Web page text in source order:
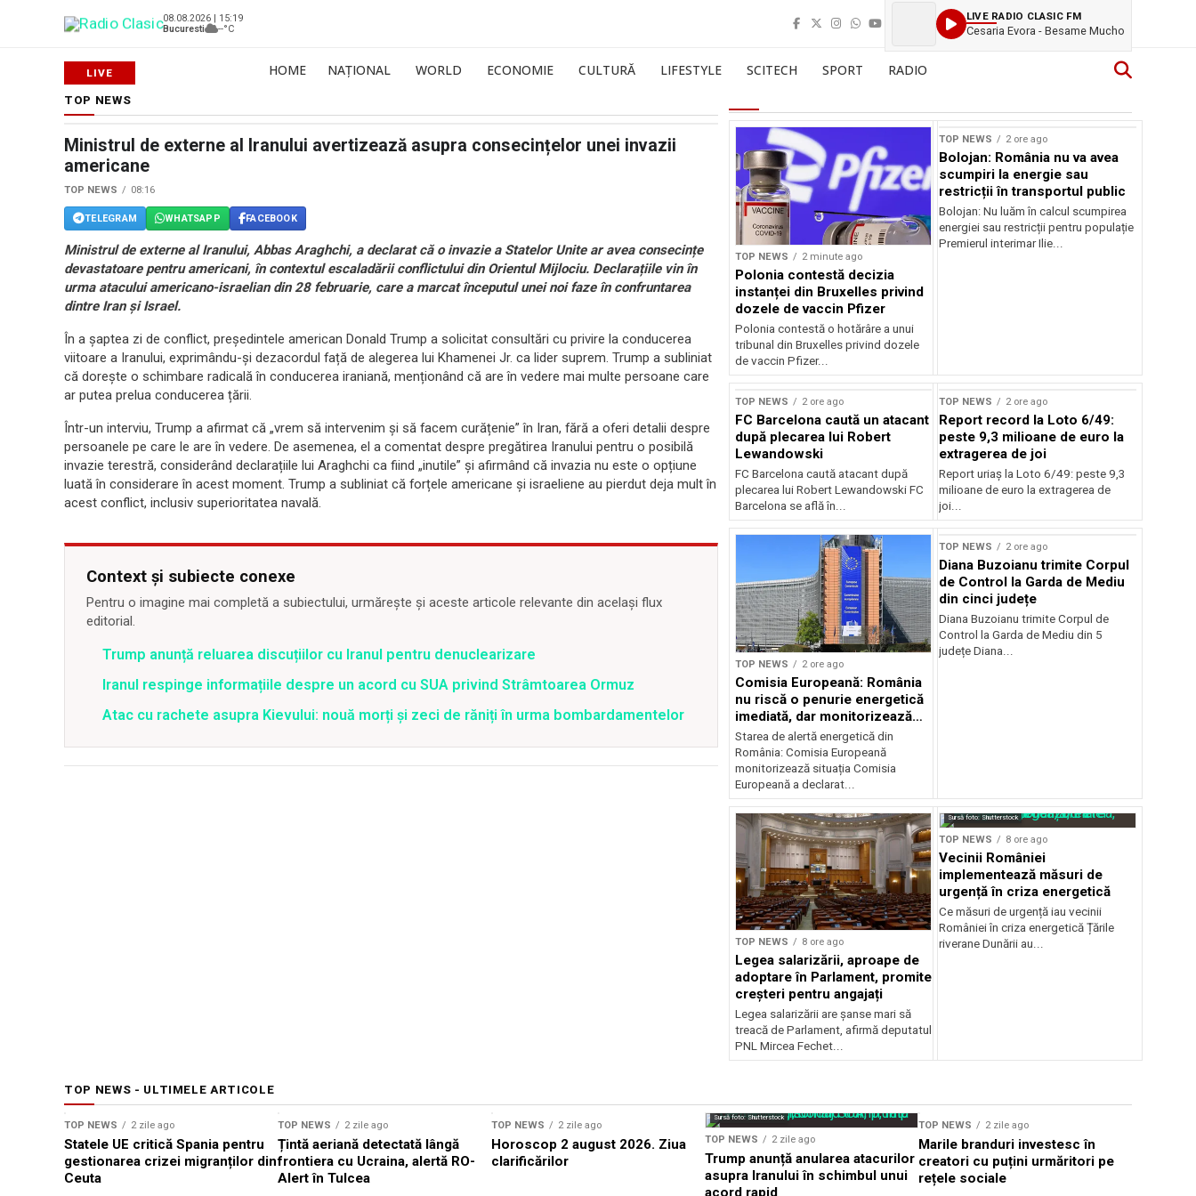
08.08.2026 | 15:19
Bucuresti
--°C
LIVE RADIO CLASIC FM
Cesaria Evora - Besame Mucho
HOME NAȚIONAL WORLD ECONOMIE CULTURĂ LIFESTYLE SCITECH SPORT RADIO
TOP NEWS
Ministrul de externe al Iranului avertizează asupra consecințelor unei invazii
americane
TOP NEWS 08:16
TELEGRAM WHATSAPP FACEBOOK
Ministrul de externe al Iranului, Abbas Araghchi, a declarat că o invazie a Statelor Unite ar avea consecințe
devastatoare pentru americani, în contextul escaladării conflictului din Orientul Mijlociu. Declarațiile vin în
urma atacului americano-israelian din 28 februarie, care a marcat începutul unei noi faze în confruntarea
dintre Iran și Israel.
În a șaptea zi de conflict, președintele american Donald Trump a solicitat consultări cu privire la conducerea
viitoare a Iranului, exprimându-și dezacordul față de alegerea lui Khamenei Jr. ca lider suprem. Trump a subliniat
că dorește o schimbare radicală în conducerea iraniană, menționând că are în vedere mai multe persoane care
ar putea prelua conducerea țării.
Într-un interviu, Trump a afirmat că „vrem să intervenim și să facem curățenie” în Iran, fără a oferi detalii despre
persoanele pe care le are în vedere. De asemenea, el a comentat despre pregătirea Iranului pentru o posibilă
invazie terestră, considerând declarațiile lui Araghchi ca fiind „inutile” și afirmând că invazia nu este o opțiune
luată în considerare în acest moment. Trump a subliniat că forțele americane și israeliene au pierdut deja mult în
acest conflict, inclusiv superioritatea navală.
Context și subiecte conexe
Pentru o imagine mai completă a subiectului, urmărește și aceste articole relevante din același flux
editorial.
Trump anunță reluarea discuțiilor cu Iranul pentru denuclearizare
Iranul respinge informațiile despre un acord cu SUA privind Strâmtoarea Ormuz
Atac cu rachete asupra Kievului: nouă morți și zeci de răniți în urma bombardamentelor
TOP NEWS 2 minute ago
Polonia contestă decizia
instanței din Bruxelles privind
dozele de vaccin Pfizer
Polonia contestă o hotărâre a unui
tribunal din Bruxelles privind dozele
de vaccin Pfizer...
TOP NEWS 2 ore ago
Bolojan: România nu va avea
scumpiri la energie sau
restricții în transportul public
Bolojan: Nu luăm în calcul scumpirea
energiei sau restricții pentru populație
Premierul interimar Ilie...
TOP NEWS 2 ore ago
FC Barcelona caută un atacant
după plecarea lui Robert
Lewandowski
FC Barcelona caută atacant după
plecarea lui Robert Lewandowski FC
Barcelona se află în...
TOP NEWS 2 ore ago
Report record la Loto 6/49:
peste 9,3 milioane de euro la
extragerea de joi
Report uriaș la Loto 6/49: peste 9,3
milioane de euro la extragerea de
joi...
TOP NEWS 2 ore ago
Comisia Europeană: România
nu riscă o penurie energetică
imediată, dar monitorizează
situația
Starea de alertă energetică din
România: Comisia Europeană
monitorizează situația Comisia
Europeană a declarat...
TOP NEWS 2 ore ago
Diana Buzoianu trimite Corpul
de Control la Garda de Mediu
din cinci județe
Diana Buzoianu trimite Corpul de
Control la Garda de Mediu din 5
județe Diana...
TOP NEWS 8 ore ago
Legea salarizării, aproape de
adoptare în Parlament, promite
creșteri pentru angajați
Legea salarizării are șanse mari să
treacă de Parlament, afirmă deputatul
PNL Mircea Fechet...
Sursă foto: Shutterstock
TOP NEWS 8 ore ago
Vecinii României
implementează măsuri de
urgență în criza energetică
Ce măsuri de urgență iau vecinii
României în criza energetică Țările
riverane Dunării au...
TOP NEWS - ULTIMELE ARTICOLE
TOP NEWS 2 zile ago
Statele UE critică Spania pentru
gestionarea crizei migranților din
Ceuta
TOP NEWS 2 zile ago
Țintă aeriană detectată lângă
frontiera cu Ucraina, alertă RO-
Alert în Tulcea
TOP NEWS 2 zile ago
Horoscop 2 august 2026. Ziua
clarificărilor
Sursă foto: Shutterstock
TOP NEWS 2 zile ago
Trump anunță anularea atacurilor
asupra Iranului în schimbul unui
Sursă foto: Shutterstock
TOP NEWS 2 zile ago
Marile branduri investesc în
creatori cu puțini urmăritori pe
rețele sociale